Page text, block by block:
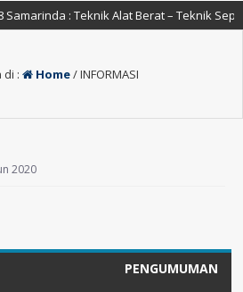
: Teknik Alat Berat – Teknik
di : Home/INFORMASI
2020
PENGUMUMAN